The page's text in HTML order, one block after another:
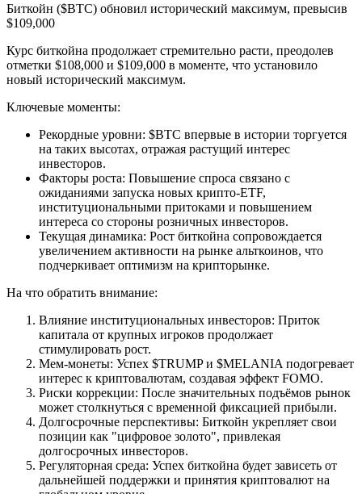
Биткойн ($BTC) обновил исторический максимум, превысив
$109,000
Курс биткойна продолжает стремительно расти, преодолев
отметки $108,000 и $109,000 в моменте, что установило
новый исторический максимум.
Ключевые моменты:
Рекордные уровни: $BTC впервые в истории торгуется
на таких высотах, отражая растущий интерес
инвесторов.
Факторы роста: Повышение спроса связано с
ожиданиями запуска новых крипто-ETF,
институциональными притоками и повышением
интереса со стороны розничных инвесторов.
Текущая динамика: Рост биткойна сопровождается
увеличением активности на рынке альткоинов, что
подчеркивает оптимизм на крипторынке.
На что обратить внимание:
Влияние институциональных инвесторов: Приток
капитала от крупных игроков продолжает
стимулировать рост.
Мем-монеты: Успех $TRUMP и $MELANIA подогревает
интерес к криптовалютам, создавая эффект FOMO.
Риски коррекции: После значительных подъёмов рынок
может столкнуться с временной фиксацией прибыли.
Долгосрочные перспективы: Биткойн укрепляет свои
позиции как "цифровое золото", привлекая
долгосрочных инвесторов.
Регуляторная среда: Успех биткойна будет зависеть от
дальнейшей поддержки и принятия криптовалют на